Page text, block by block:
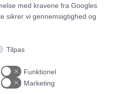
med kravene fra Googles
sikrer vi gennemsigtighed og
Tilpas
Funktionel
Marketing